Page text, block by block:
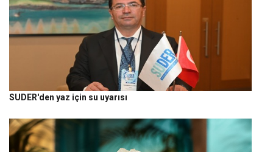
SUDER'den yaz için su uyarısı